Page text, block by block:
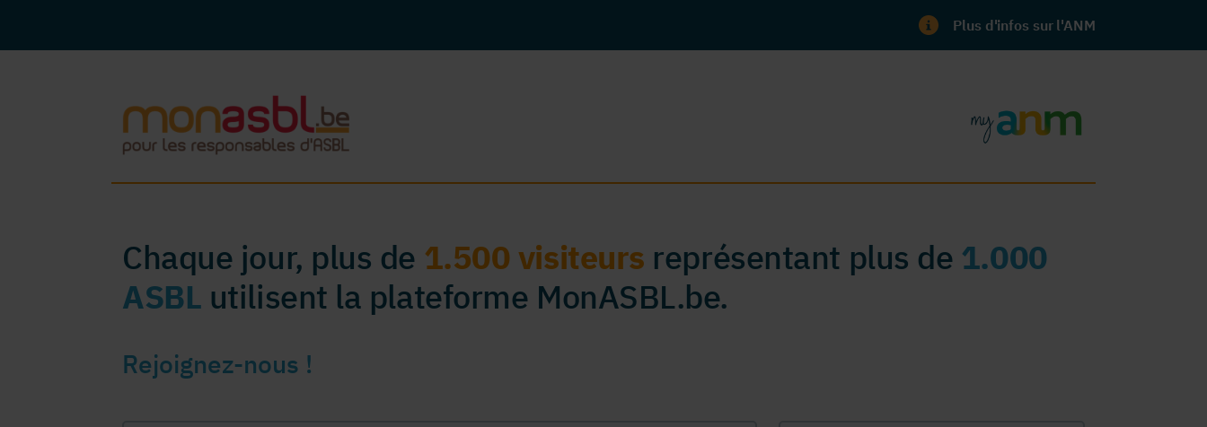
Plus d'infos sur l'ANM
Chaque jour, plus de 1.500 visiteurs représentant plus de 1.000
ASBL utilisent la plateforme MonASBL.be.
Rejoignez-nous !